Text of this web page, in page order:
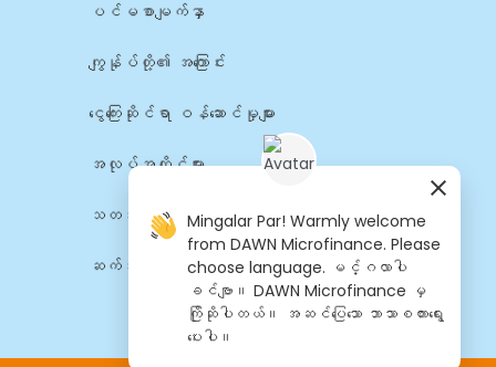
ပင်မစာမျက်နှာ
ကျွန်ုပ်တို့၏ အကြောင်း
ငွေကြေးဆိုင်ရာ ဝန်ဆောင်မှုများ
အလုပ်အကိုင်များ
သတင်း
ဆက်သွယ်ရန်
Mingalar Par! Warmly welcome
from DAWN Microfinance. Please
choose language. မင်္ဂလာပါ
ခင်ဗျာ။ DAWN Microfinance မှ
ကြိုဆိုပါတယ်။ အဆင်​ပြေ​​သော ဘာသာစကား​​ရွေး​
ပေးပါ။